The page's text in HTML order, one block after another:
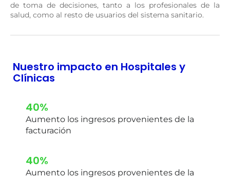
de toma de decisiones, tanto a los profesionales de la
salud, como al resto de usuarios del sistema sanitario.
Nuestro impacto en Hospitales y
Clínicas
40%
Aumento los ingresos provenientes de la
facturación
40%
Aumento los ingresos provenientes de la